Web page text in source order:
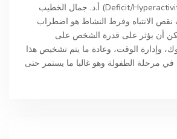
Deficit/Hyperactivity Disorder; ADHD) أ.د. جمال الخطيب
الانتباه وفرط النشاط هو اضطراب
أن يؤثر على قدرة الشخص على
وإدارة الوقت، وعادة ما يتم تشخيص هذا
مرحلة الطفولة وهو غالبا ما يستمر حتى